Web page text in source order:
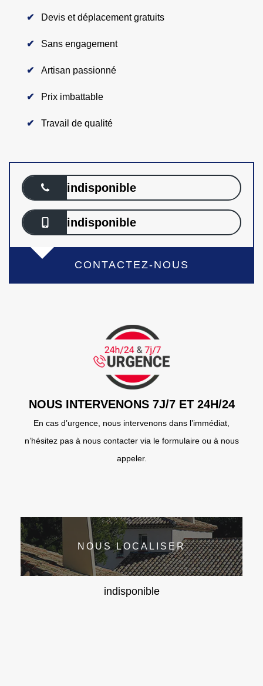
Devis et déplacement gratuits
Sans engagement
Artisan passionné
Prix imbattable
Travail de qualité
indisponible
indisponible
CONTACTEZ-NOUS
NOUS INTERVENONS 7J/7 ET 24H/24
En cas d’urgence, nous intervenons dans l’immédiat,
n’hésitez pas à nous contacter via le formulaire ou à nous
appeler.
NOUS LOCALISER
indisponible